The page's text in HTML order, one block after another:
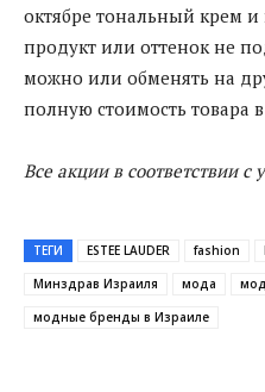
октябре тональный крем
продукт или оттенок не
можно или обменять на
полную стоимость товара
Все акции в соответствии с
ТЕГИ ESTEE LAUDER fashion
Минздрав Израиля
мода
модные бренды в Израиле